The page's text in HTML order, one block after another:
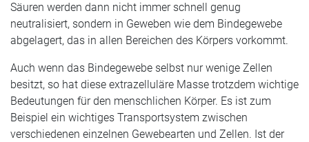
Säuren werden dann nicht immer schnell genug
neutralisiert, sondern in Geweben wie dem Bindegewebe
abgelagert, das in allen Bereichen des Körpers vorkommt.
Auch wenn das Bindegewebe selbst nur wenige Zellen
besitzt, so hat diese extrazelluläre Masse trotzdem wichtige
Bedeutungen für den menschlichen Körper. Es ist zum
Beispiel ein wichtiges Transportsystem zwischen
verschiedenen einzelnen Gewebearten und Zellen. Ist der